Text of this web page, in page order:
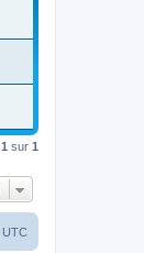
1 sur 1
UTC